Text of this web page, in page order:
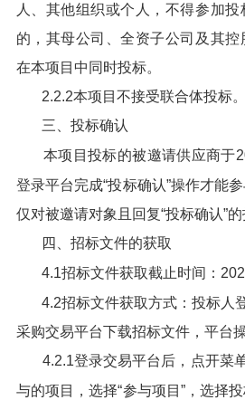
人、其他组织或个人，不得参加投
的，其母公司、全资子公司及其
在本项目中同时投标。
2.2.2本项目不接受联合体投标。
三、投标确认
本项目投标的被邀请供应商于
登录平台完成“投标确认”操作才能
仅对被邀请对象且回复“投标确认”
四、招标文件的获取
4.1招标文件获取截止时间：
4.2招标文件获取方式：投标人
采购交易平台下载招标文件，平台
4.2.1登录交易平台后，点开菜
与的项目，选择“参与项目”，选择